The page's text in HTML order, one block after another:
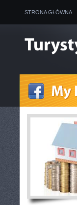
STRONA GŁÓWNA